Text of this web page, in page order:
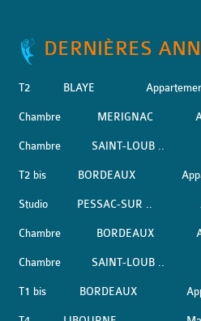
DERNIÈRES
T2 BLAYE
Chambre MERIGNAC
Chambre SAINT-LOUB ..
T2 bis BORDEAUX
Studio PESSAC-SUR ..
Chambre BORDEAUX
Chambre SAINT-LOUB ..
T1 bis BORDEAUX